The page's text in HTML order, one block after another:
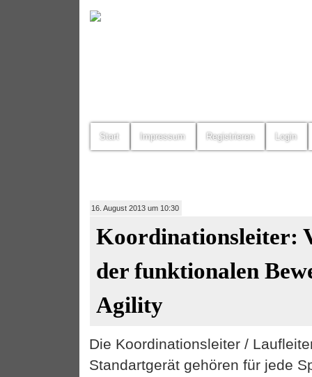
Start Impressum Registrieren Login
16. August 2013 um 10:30
Koordinationsleiter:
der funktionalen
Agility
Die Koordinationsleiter /
Standartgerät gehören für jede